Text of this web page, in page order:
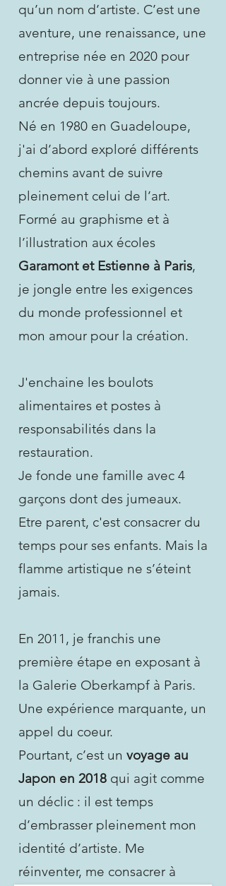
qu’un nom d’artiste. C’est une
aventure, une renaissance, une
entreprise née en 2020 pour
donner vie à une passion
ancrée depuis toujours.
Né en 1980 en Guadeloupe,
j'ai d’abord exploré différents
chemins avant de suivre
pleinement celui de l’art.
Formé au graphisme et à
l’illustration aux écoles
Garamont et Estienne à Paris,
je jongle entre les exigences
du monde professionnel et
mon amour pour la création.
J'enchaine les boulots
alimentaires et postes à
responsabilités dans la
restauration.
Je fonde une famille avec 4
garçons dont des jumeaux.
Etre parent, c'est consacrer du
temps pour ses enfants. Mais la
flamme artistique ne s’éteint
jamais.
En 2011, je franchis une
première étape en exposant à
la Galerie Oberkampf à Paris.
Une expérience marquante, un
appel du coeur.
Pourtant, c’est un voyage au
Japon en 2018 qui agit comme
un déclic : il est temps
d’embrasser pleinement mon
identité d’artiste. Me
réinventer, me consacrer à